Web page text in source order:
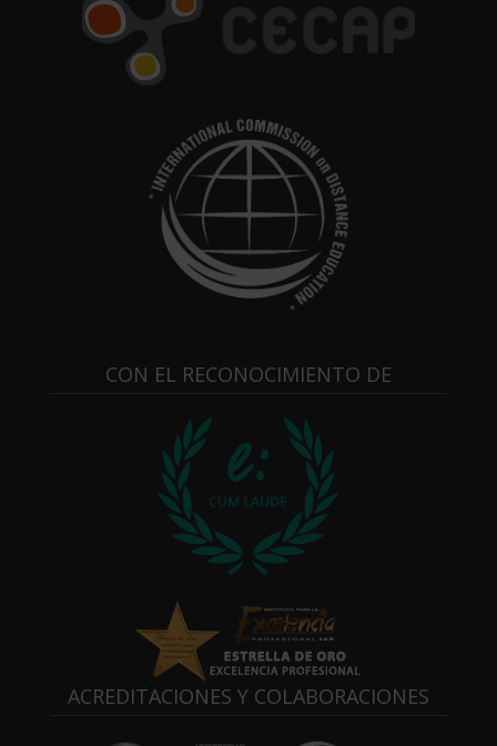
CON EL RECONOCIMIENTO DE
ACREDITACIONES Y COLABORACIONES